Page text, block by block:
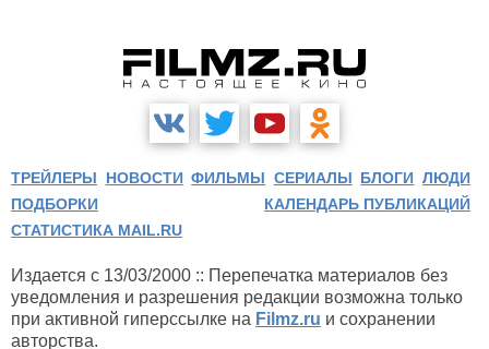
ТРЕЙЛЕРЫ НОВОСТИ ФИЛЬМЫ СЕРИАЛЫ БЛОГИ ЛЮДИ
ПОДБОРКИ
КАЛЕНДАРЬ ПУБЛИКАЦИЙ
СТАТИСТИКА MAIL.RU
Издается с 13/03/2000 :: Перепечатка материалов без
уведомления и разрешения редакции возможна только
при активной гиперссылке на Filmz.ru и сохранении
авторства.